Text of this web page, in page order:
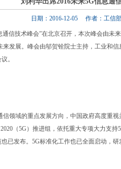
日期：2016-12-05 作者：工信
信技术峰会”在北京召开，本次峰会由未
发展。峰会由邬贺铨院士主持，工业和
。
域的重点发展方向，中国政府高度重视
（5G）推进组，依托重大专项大力支
已发布。5G标准化工作也已全面启动，